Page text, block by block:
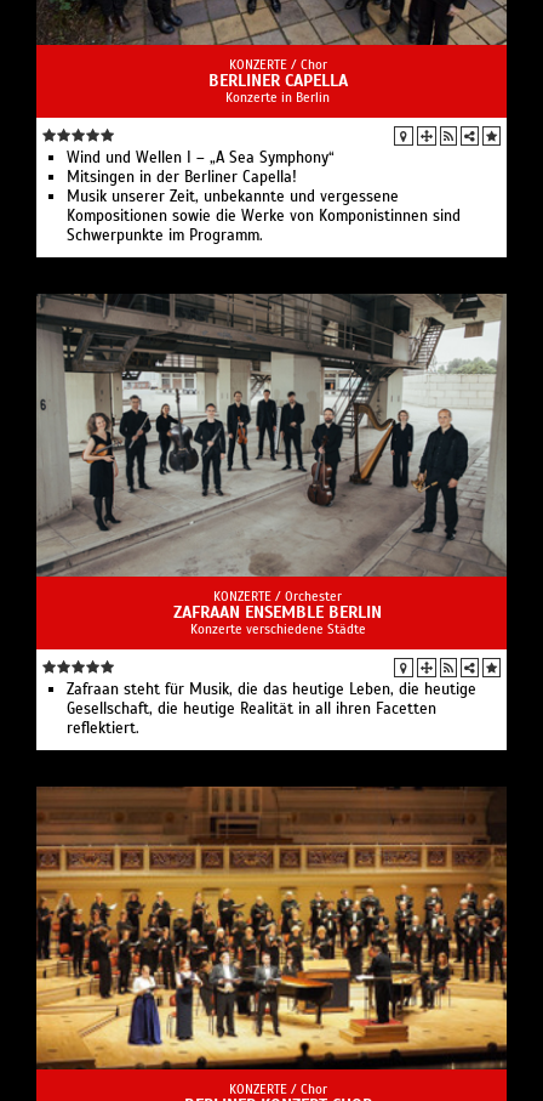
KONZERTE / Chor
BERLINER CAPELLA
Konzerte in Berlin
Wind und Wellen I – „A Sea Symphony“
Mitsingen in der Berliner Capella!
Musik unserer Zeit, unbekannte und vergessene
Kompositionen sowie die Werke von Komponistinnen sind
Schwerpunkte im Programm.
KONZERTE / Orchester
ZAFRAAN ENSEMBLE BERLIN
Konzerte verschiedene Städte
Zafraan steht für Musik, die das heutige Leben, die heutige
Gesellschaft, die heutige Realität in all ihren Facetten
reflektiert.
KONZERTE / Chor